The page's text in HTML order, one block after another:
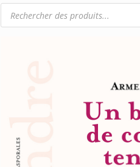
Recherche
de
produits